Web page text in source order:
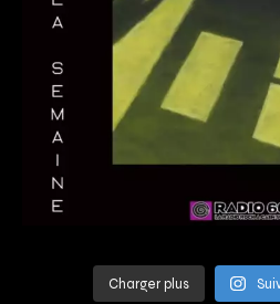
Charger plus